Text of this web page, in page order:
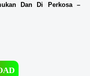
Dan Di Perkosa –